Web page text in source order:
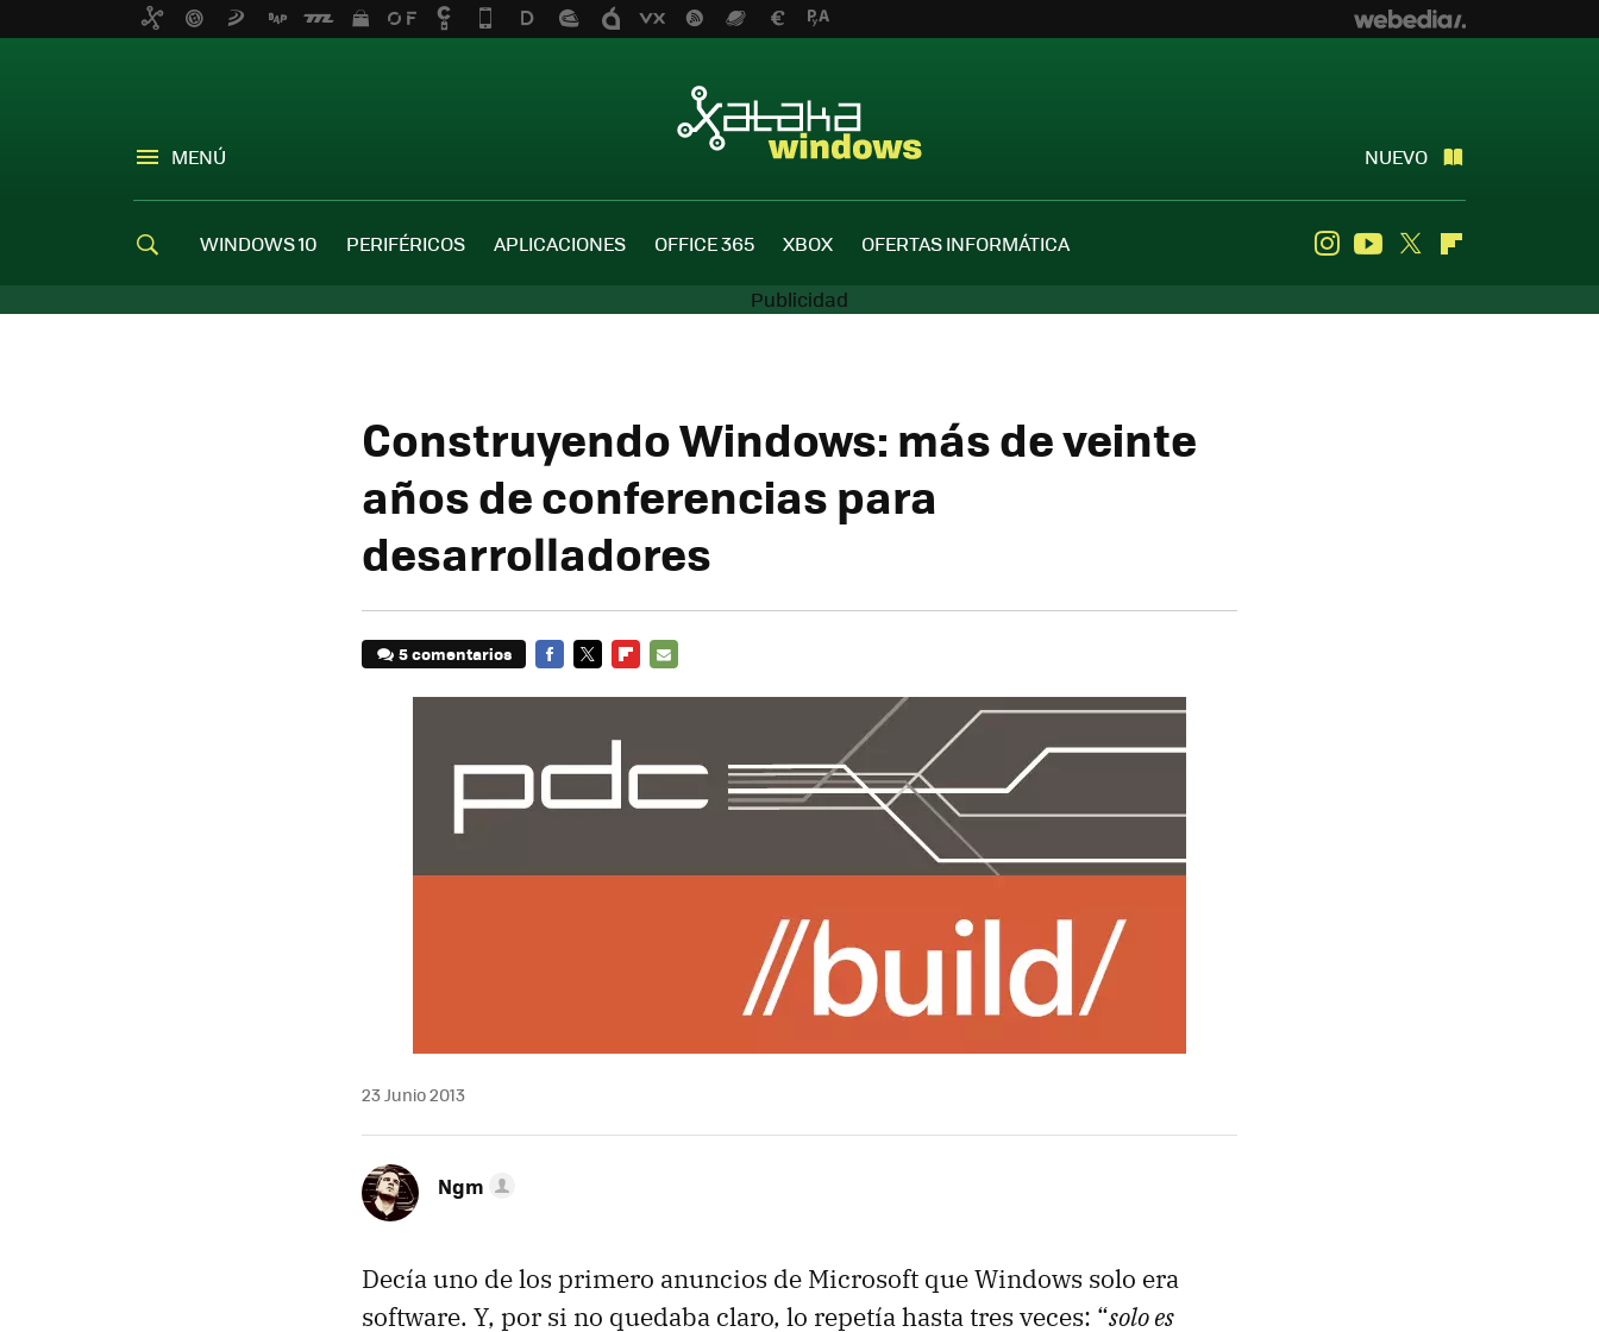
MENÚ NUEVO
WINDOWS 10 PERIFÉRICOS APLICACIONES OFFICE 365 XBOX OFERTAS INFORMÁTICA InstagramYoutube
Twitter
Construyendo Windows: más de veinte
años de conferencias para
desarrolladores
5 comentarios
23 Junio 2013
Ngm
Decía uno de los primero anuncios de Microsoft que Windows solo era
software. Y, por si no quedaba claro, lo repetía hasta tres veces: “solo es